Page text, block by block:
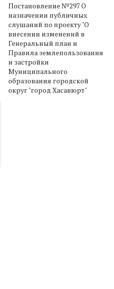
Постановление №297 О
назначении публичных
слушаний по проекту "О
внесении изменений в
Генеральный план и
Правила землепользования
и застройки
Муниципального
образования городской
округ "город Хасавюрт"